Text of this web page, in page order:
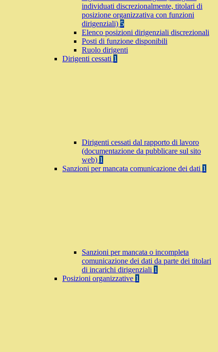
individuati discrezionalmente, titolari di
posizione organizzativa con funzioni
dirigenziali) 5
Elenco posizioni dirigenziali discrezionali
Posti di funzione disponibili
Ruolo dirigenti
Dirigenti cessati 1
Dirigenti cessati dal rapporto di lavoro
(documentazione da pubblicare sul sito
web) 1
Sanzioni per mancata comunicazione dei dati 1
Sanzioni per mancata o incompleta
comunicazione dei dati da parte dei titolari
di incarichi dirigenziali 1
Posizioni organizzative 1